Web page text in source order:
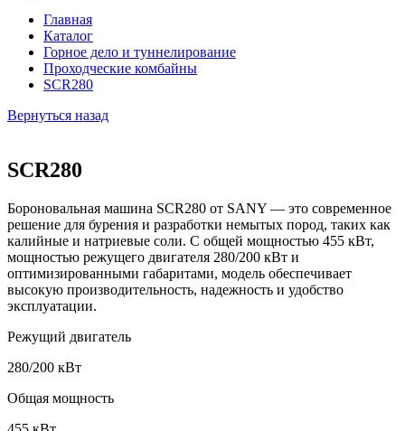
Главная
Каталог
Горное дело и туннелирование
Проходческие комбайны
SCR280
Вернуться назад
SCR280
Бороновальная машина SCR280 от SANY — это современное
решение для бурения и разработки немытых пород, таких как
калийные и натриевые соли. С общей мощностью 455 кВт,
мощностью режущего двигателя 280/200 кВт и
оптимизированными габаритами, модель обеспечивает
высокую производительность, надежность и удобство
эксплуатации.
Режущий двигатель
280/200 кВт
Общая мощность